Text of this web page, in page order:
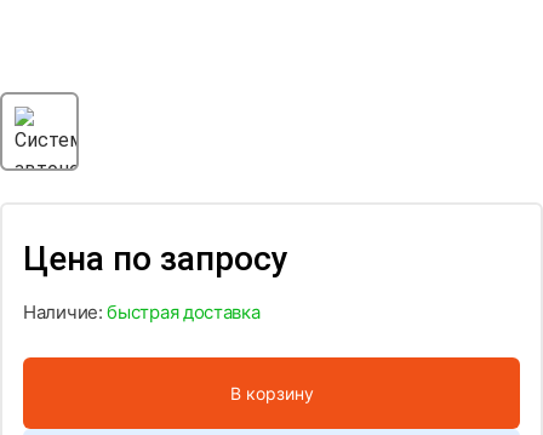
Цена по запросу
Наличие:быстрая доставка
В корзину